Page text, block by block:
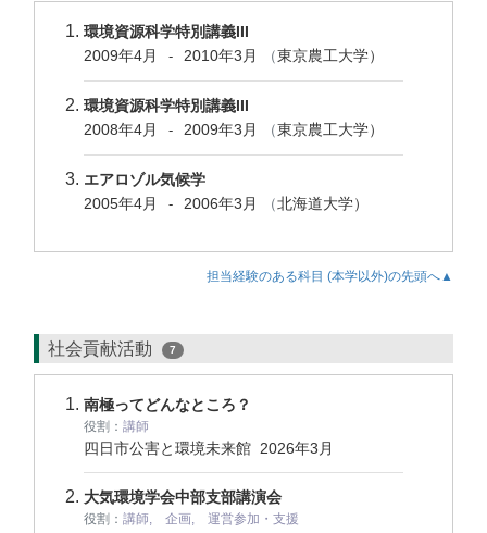
環境資源科学特別講義III
2009年4月
- 2010年3月 （東京農工大学）
環境資源科学特別講義III
2008年4月
- 2009年3月 （東京農工大学）
エアロゾル気候学
2005年4月
- 2006年3月 （北海道大学）
担当経験のある科目 (本学以外)の先頭へ▲
社会貢献活動 7
南極ってどんなところ？
役割： 講師
四日市公害と環境未来館 2026年3月
大気環境学会中部支部講演会
役割： 講師, 企画, 運営参加・支援